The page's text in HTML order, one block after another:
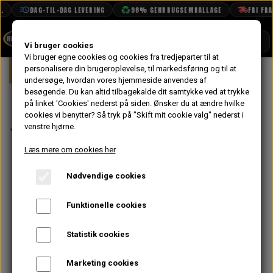
DAG-TIL-DAG LEVERING 98% GENBRUGSEMBALLAGE FRI
BOOK TID
PROJEKTER
TEKNISK DATA
VANDPOLERING
Forside Mini Karrosseri Sider
På lager
Trekant
Venstre,
Udvendige
Dørhængsler,
Uoriginal
435,20 kr.
Vi bruger cookies
Vi bruger egne cookies og cookies fra tredjeparter til at
personalisere din brugeroplevelse, til markedsføring og til at
undersøge, hvordan vores hjemmeside anvendes af
besøgende. Du kan altid tilbagekalde dit samtykke ved at trykke
på linket 'Cookies' nederst på siden. Ønsker du at ændre hvilke
cookies vi benytter? Så tryk på "Skift mit cookie valg" nederst i
venstre hjørne.
Læs mere om cookies her
Nødvendige cookies
Funktionelle cookies
Statistik cookies
Marketing cookies